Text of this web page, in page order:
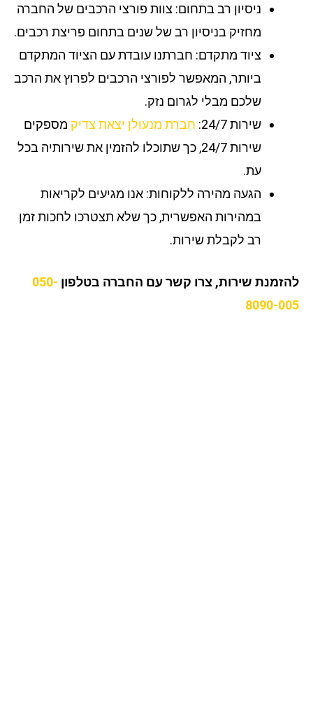
ניסיון רב בתחום: צוות פורצי הרכבים של החברה
מחזיק בניסיון רב של שנים בתחום פריצת רכבים.
ציוד מתקדם: חברתנו עובדת עם הציוד המתקדם
ביותר, המאפשר לפורצי הרכבים לפרוץ את הרכב
שלכם מבלי לגרום נזק.
שירות 24/7:
חברת מנעולן יצאת צדיק מספקים
שירות 24/7, כך שתוכלו להזמין את שירותיה בכל
הגעה מהירה ללקוחות: אנו מגיעים לקריאות
במהירות האפשרית, כך שלא תצטרכו לחכות זמן
רב לקבלת שירות.
שירות, צרו קשר עם החברה בטלפון050-
8090-